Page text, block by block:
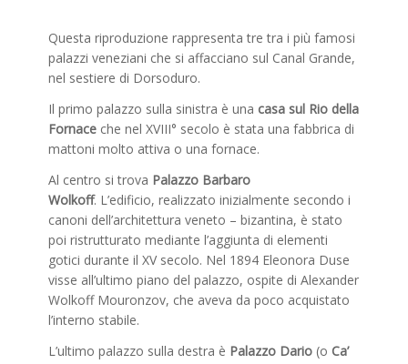
Questa riproduzione rappresenta tre tra i più famosi
palazzi veneziani che si affacciano sul Canal Grande,
nel sestiere di Dorsoduro.
Il primo palazzo sulla sinistra è una casa sul Rio della
Fornaceche nel XVIII° secolo è stata una fabbrica di
mattoni molto attiva o una fornace.
Al centro si trova Palazzo Barbaro
Wolkoff. L’edificio, realizzato inizialmente secondo i
canoni dell’architettura veneto – bizantina, è stato
poi ristrutturato mediante l’aggiunta di elementi
gotici durante il XV secolo. Nel 1894 Eleonora Duse
visse all’ultimo piano del palazzo, ospite di Alexander
Wolkoff Mouronzov, che aveva da poco acquistato
l’interno stabile.
L’ultimo palazzo sulla destra è Palazzo Dario(o Ca’